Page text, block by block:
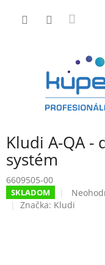
Kludi A-QA -
systém
6609505-00
SKLADOM
Značka: Kludi